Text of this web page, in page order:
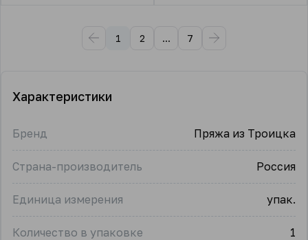
1 2 ... 7
Характеристики
Бренд Пряжа из Троицка
Страна-производитель Россия
Единица измерения упак.
Количество в упаковке 1